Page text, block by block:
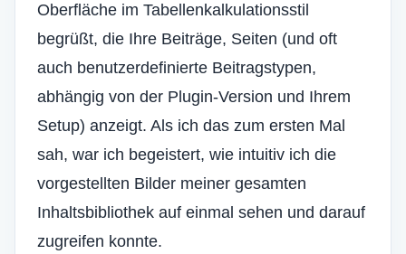
Oberfläche im Tabellenkalkulationsstil
begrüßt, die Ihre Beiträge, Seiten (und oft
auch benutzerdefinierte Beitragstypen,
abhängig von der Plugin-Version und Ihrem
Setup) anzeigt. Als ich das zum ersten Mal
sah, war ich begeistert, wie intuitiv ich die
vorgestellten Bilder meiner gesamten
Inhaltsbibliothek auf einmal sehen und darauf
zugreifen konnte.